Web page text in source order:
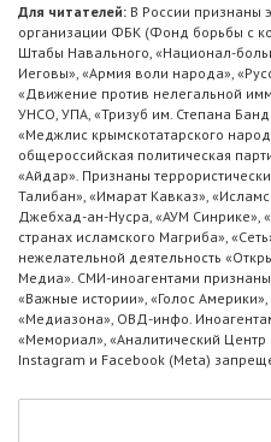
Для читателей: В России признаны
организации ФБК (Фонд борьбы с
Штабы Навального, «Национал-
Иеговы», «Армия воли народа»,
«Движение против нелегальной
УНСО, УПА, «Тризуб им. Степана
«Меджлис крымскотатарского
общероссийская политическая
«Айдар». Признаны
Талибан», «Имарат Кавказ»,
Джебхад-ан-Нусра, «АУМ Синрике»,
странах исламского Магриба»,
нежелательной деятельность
Медиа». СМИ-иноагентами
«Важные истории», «Голос
«Медиазона», ОВД-инфо.
«Мемориал», «Аналитический
Instagram и Facebook (Metа)